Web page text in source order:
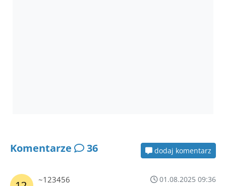
Komentarze 36 dodaj komentarz
~123456
01.08.2025 09:36